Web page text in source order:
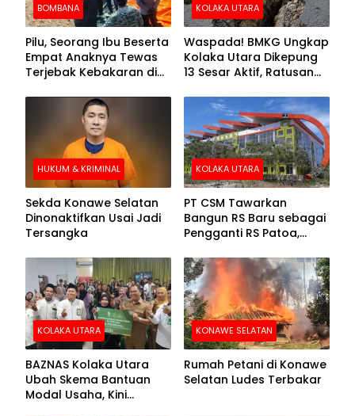
BOMBANA
Pilu, Seorang Ibu Beserta
Empat Anaknya Tewas
Terjebak Kebakaran di
KOLAKA UTARA
Waspada! BMKG Ungkap
Kolaka Utara Dikepung
13 Sesar Aktif, Ratusan
HUKUM & KRIMINAL
Sekda Konawe Selatan
Dinonaktifkan Usai Jadi
Tersangka
KOLAKA UTARA
PT CSM Tawarkan
Bangun RS Baru sebagai
Pengganti RS Patoa,
Kolut
KOLAKA UTARA
BAZNAS Kolaka Utara
Ubah Skema Bantuan
Modal Usaha, Kini
KONAWE SELATAN
Rumah Petani di Konawe
Selatan Ludes Terbakar